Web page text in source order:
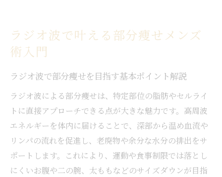
千葉メンズ向けラジオ波施術の実力を徹底
検証
ラジオ波で部分ごとに理想ボディを手に入
脂肪冷却とラジオ波の相乗効果を解説
る効果
ラジオ波施術後に脂肪冷却を行うメリット
とは
ラジオ波で叶える部分痩せメンズ
術入門
ラジオ波で部分痩せを目指す基本ポイント解説
ラジオ波による部分痩せは、特定部位の脂肪やセルライ
トに直接アプローチできる点が大きな魅力です。高周波
エネルギーを体内に届けることで、深部から温め血流や
リンパの流れを促進し、老廃物や余分な水分の排出をサ
ポートします。これにより、運動や食事制限では落とし
にくいお腹や二の腕、太ももなどのサイズダウンが目指